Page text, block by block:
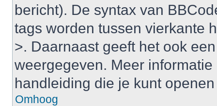
bericht). De syntax van
tags worden tussen vierkante
>. Daarnaast geeft het ook
weergegeven. Meer
handleiding die je kunt
Omhoog